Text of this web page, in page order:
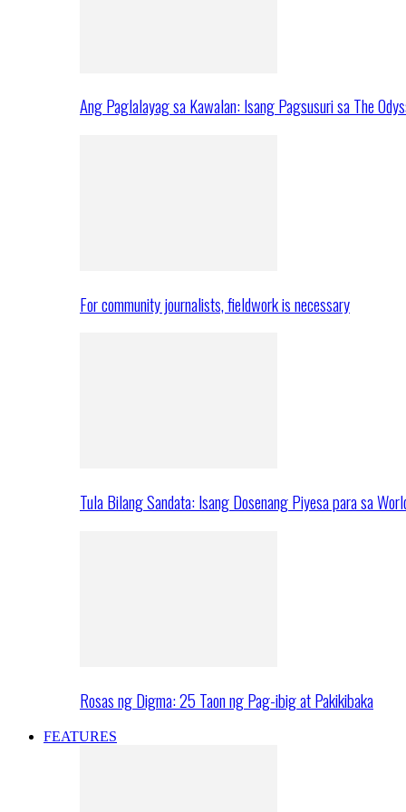
Ang Paglalayag sa Kawalan: Isang Pagsusuri sa The
For community journalists, fieldwork is necessary
Tula Bilang Sandata: Isang Dosenang Piyesa para sa
Rosas ng Digma: 25 Taon ng Pag-ibig at Pakikibaka
FEATURES